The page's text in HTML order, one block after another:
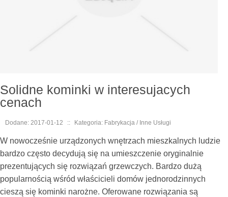
Solidne kominki w interesujacych
cenach
Dodane: 2017-01-12 :: Kategoria: Fabrykacja / Inne Usługi
W nowocześnie urządzonych wnętrzach mieszkalnych ludzie
bardzo często decydują się na umieszczenie oryginalnie
prezentujących się rozwiązań grzewczych. Bardzo dużą
popularnością wśród właścicieli domów jednorodzinnych
cieszą się kominki narożne. Oferowane rozwiązania są